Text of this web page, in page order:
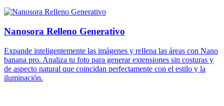
Nanosora Relleno Generativo
Expande inteligentemente las imágenes y rellena las áreas con Nano
banana pro. Analiza tu foto para generar extensiones sin costuras y
de aspecto natural que coincidan perfectamente con el estilo y la
iluminación.